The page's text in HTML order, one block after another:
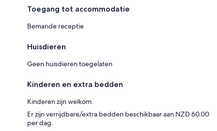
Toegang tot accommodatie
Bemande receptie
Huisdieren
Geen huisdieren toegelaten
Kinderen en extra bedden
Kinderen zijn welkom.
Er zijn verrijdbare/extra bedden beschikbaar aan NZD 60.00
per dag.